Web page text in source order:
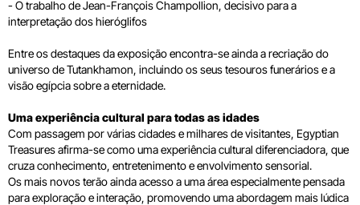
- O trabalho de Jean-François Champollion, decisivo para a
interpretação dos hieróglifos
Entre os destaques da exposição encontra-se ainda a recriação do
universo de Tutankhamon, incluindo os seus tesouros funerários e a
visão egípcia sobre a eternidade.
Uma experiência cultural para todas as idades
Com passagem por várias cidades e milhares de visitantes, Egyptian
Treasures afirma-se como uma experiência cultural diferenciadora, que
cruza conhecimento, entretenimento e envolvimento sensorial.
Os mais novos terão ainda acesso a uma área especialmente pensada
para exploração e interação, promovendo uma abordagem mais lúdica